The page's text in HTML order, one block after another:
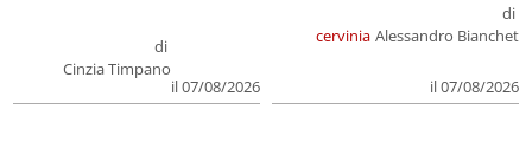
di
Cinzia Timpano
il 07/08/2026
cervinia
di
Alessandro Bianchet
il 07/08/2026